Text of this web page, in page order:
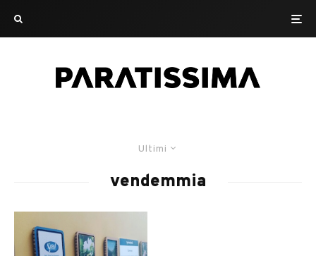
Ultimi
vendemmia